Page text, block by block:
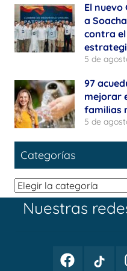
El
a
contra
5 de
97
mejorar
familias
5 de
Categorías
Categorías
Nuestras
FacebookTikTok